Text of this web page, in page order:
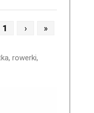
1 › »
rowerki,